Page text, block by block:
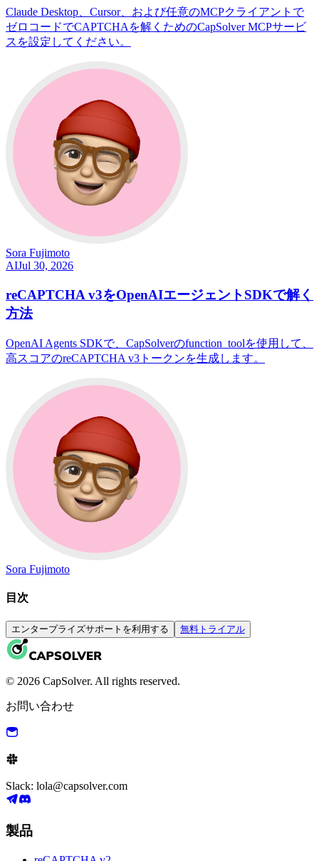
Claude Desktop、Cursor、および任意のMCPクライアントで
ゼロコードでCAPTCHAを解くためのCapSolver MCPサービ
スを設定してください。
Sora Fujimoto
AIJul 30, 2026
reCAPTCHA v3をOpenAIエージェントSDKで解く
方法
OpenAI Agents SDKで、CapSolverのfunction_toolを使用して、
高スコアのreCAPTCHA v3トークンを生成します。
Sora Fujimoto
目次
エンタープライズサポートを利用する 無料トライアル
© 2026 CapSolver. All rights reserved.
お問い合わせ
Slack: lola@capsolver.com
製品